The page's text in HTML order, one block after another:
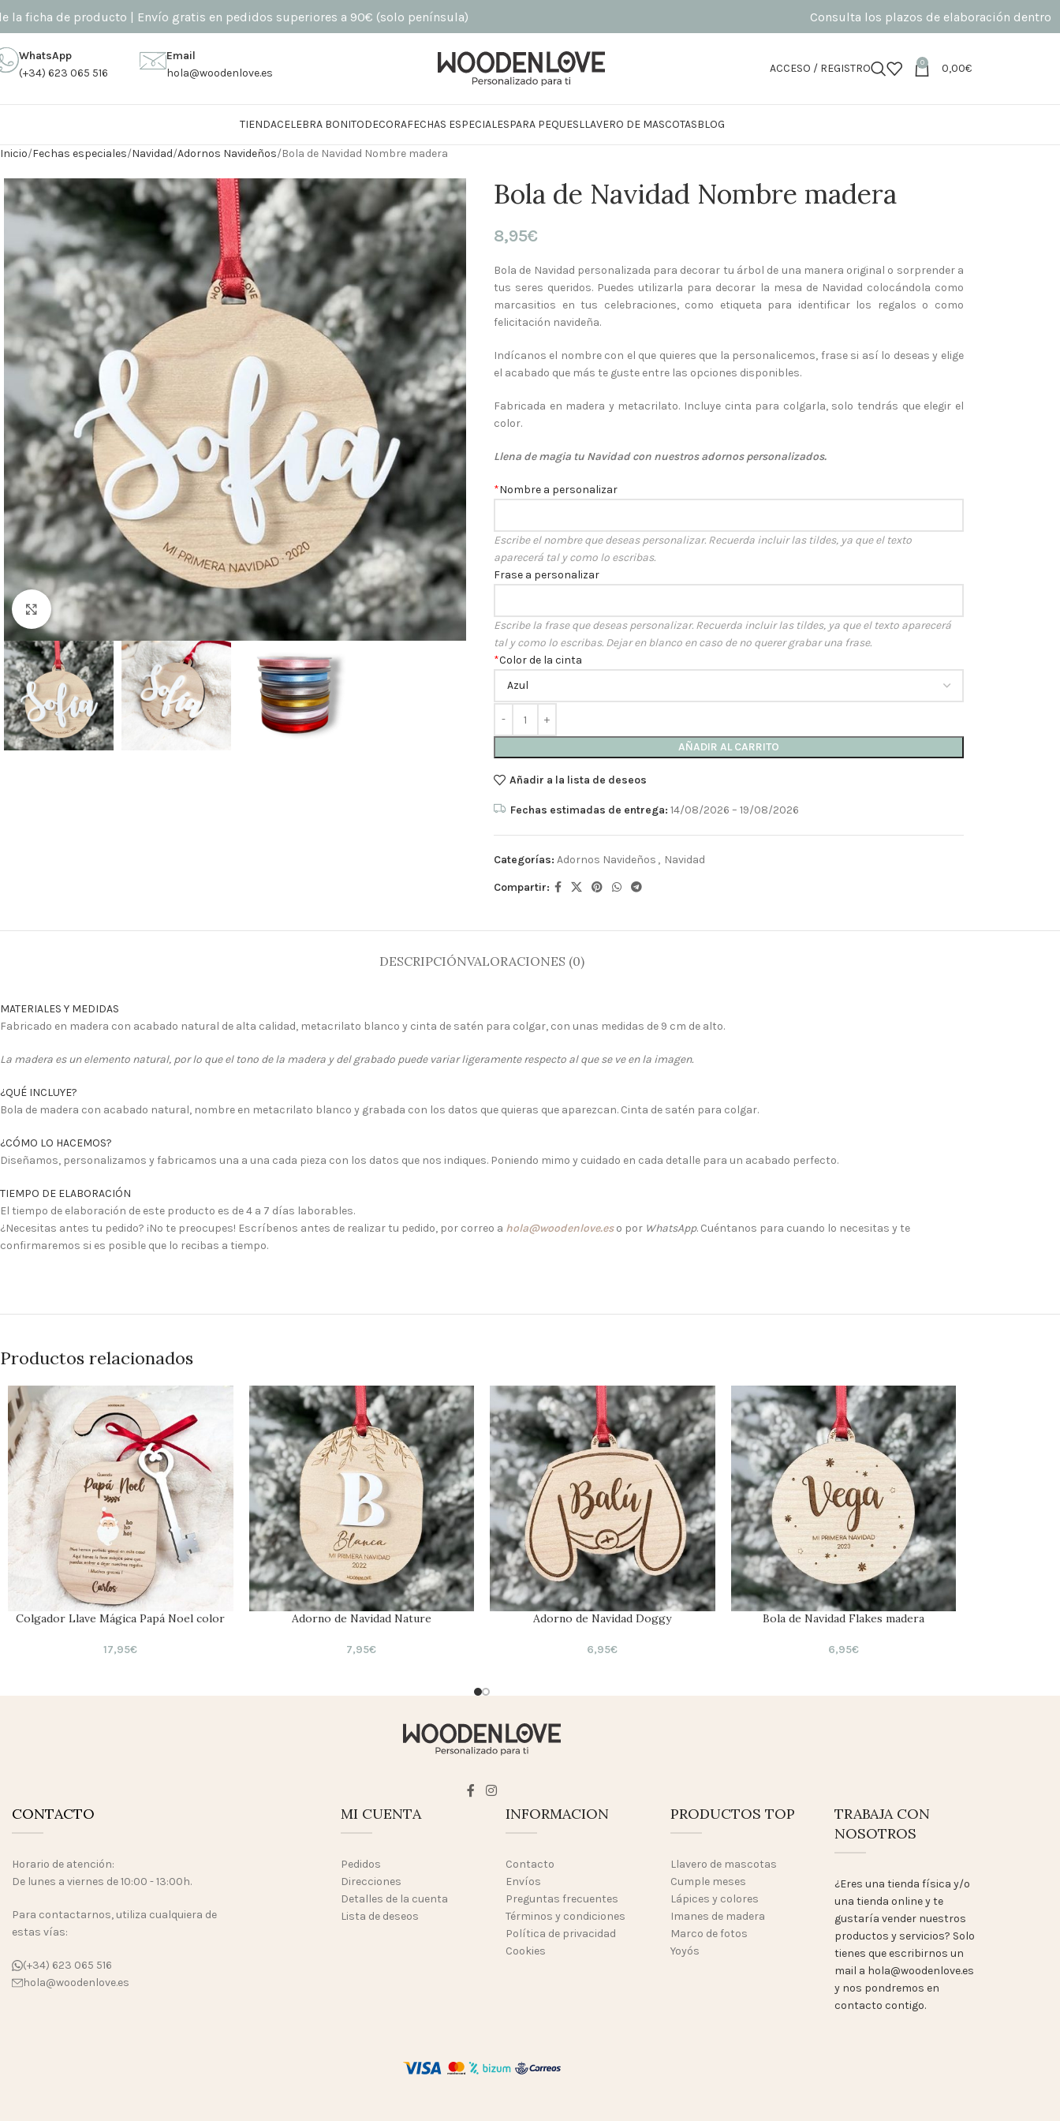
producto | Envío gratis en pedidos superiores a 90€ (solo península) Consulta los plazos de elaboración dentro de la
WhatsApp
(+34) 623 065 516
Email
hola@woodenlove.es
ACCESO / REGISTRO 0 0,00€
TIENDACELEBRA BONITODECORAFECHAS ESPECIALESPARA PEQUESLLAVERO DE MASCOTASBLOG
Inicio Fechas especiales Navidad Adornos Navideños Bola de Navidad Nombre madera
Clic para ampliar
Bola de Navidad Nombre madera
8,95€
Bola de Navidad personalizada para decorar tu árbol de una manera original o sorprender a
tus seres queridos. Puedes utilizarla para decorar la mesa de Navidad colocándola como
marcasitios en tus celebraciones, como etiqueta para identificar los regalos o como
felicitación navideña.
Indícanos el nombre con el que quieres que la personalicemos, frase si así lo deseas y elige
el acabado que más te guste entre las opciones disponibles.
Fabricada en madera y metacrilato. Incluye cinta para colgarla, solo tendrás que elegir el
color.
Llena de magia tu Navidad con nuestros adornos personalizados.
*Nombre a personalizar
Escribe el nombre que deseas personalizar. Recuerda incluir las tildes, ya que el texto
aparecerá tal y como lo escribas.
Frase a personalizar
Escribe la frase que deseas personalizar. Recuerda incluir las tildes, ya que el texto aparecerá
tal y como lo escribas. Dejar en blanco en caso de no querer grabar una frase.
*Color de la cinta
AÑADIR AL CARRITO
Añadir a la lista de deseos
Fechas estimadas de entrega: 14/08/2026 – 19/08/2026
Categorías: Adornos Navideños , Navidad
Compartir:
DESCRIPCIÓNVALORACIONES (0)
MATERIALES Y MEDIDAS
Fabricado en madera con acabado natural de alta calidad, metacrilato blanco y cinta de satén para colgar, con unas medidas de 9 cm de alto.
La madera es un elemento natural, por lo que el tono de la madera y del grabado puede variar ligeramente respecto al que se ve en la imagen.
¿QUÉ INCLUYE?
Bola de madera con acabado natural, nombre en metacrilato blanco y grabada con los datos que quieras que aparezcan. Cinta de satén para colgar.
¿CÓMO LO HACEMOS?
Diseñamos, personalizamos y fabricamos una a una cada pieza con los datos que nos indiques. Poniendo mimo y cuidado en cada detalle para un acabado perfecto.
TIEMPO DE ELABORACIÓN
El tiempo de elaboración de este producto es de 4 a 7 días laborables.
¿Necesitas antes tu pedido? ¡No te preocupes! Escríbenos antes de realizar tu pedido, por correo a hola@woodenlove.eso por WhatsApp. Cuéntanos para cuando lo necesitas y te
confirmaremos si es posible que lo recibas a tiempo.
Productos relacionados
Colgador Llave Mágica Papá Noel color
17,95€
Adorno de Navidad Nature
7,95€
Adorno de Navidad Doggy
6,95€
Bola de Navidad Flakes madera
6,95€
CONTACTO
Horario de atención:
De lunes a viernes de 10:00 - 13:00h.
Para contactarnos, utiliza cualquiera de
estas vías:
(+34) 623 065 516
hola@woodenlove.es
MI CUENTA
Pedidos
Direcciones
Detalles de la cuenta
Lista de deseos
INFORMACION
Contacto
Envíos
Preguntas frecuentes
Términos y condiciones
Política de privacidad
Cookies
PRODUCTOS TOP
Llavero de mascotas
Cumple meses
Lápices y colores
Imanes de madera
Marco de fotos
Yoyós
TRABAJA CON
NOSOTROS
¿Eres una tienda física y/o
una tienda online y te
gustaría vender nuestros
productos y servicios? Solo
tienes que escribirnos un
mail a hola@woodenlove.es
y nos pondremos en
contacto contigo.